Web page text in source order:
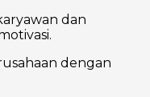
dan
dengan